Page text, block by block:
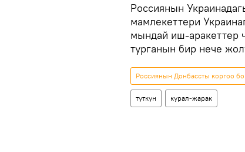
Россиянын
мамлекеттери
мындай иш-аракеттер
турганын бир нече
Россиянын Донбассты коргоо
туткун курал-жарак